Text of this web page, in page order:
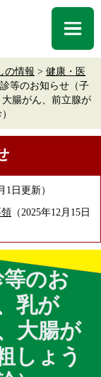
ニ
ュ
ー
の情報 > 健康・医
等のお知らせ（子
腸がん、前立腺が
1日更新
2025年12月15日
のお
乳が
大腸が
しょう